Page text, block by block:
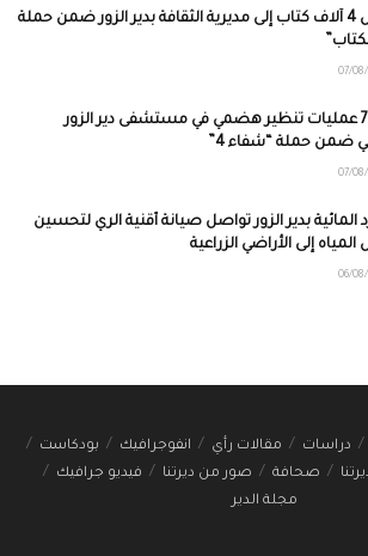
وصول 4 آلاف كتاب إلى مديرية الثقافة بدير الزور ضمن حملة
إجراء 7 عمليات تنظير هضمي في مستشفى دير الزور
ضمن حملة “شفاء 4”
المائية بدير الزور تواصل صيانة أقنية الري لتحسين
إلى الأراضي الزراعية
دراسات مقالات رأي انفوجرافيك
بودكاست
صحافة صور من ديرتنا
فيديو جرافيك
مجلة الدير